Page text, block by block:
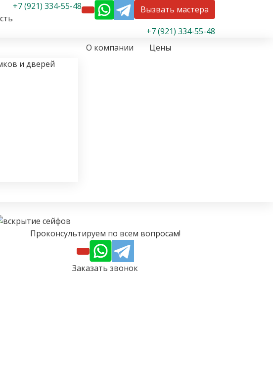
Вызвать мастера
+7 (921) 334-55-48
+7 (921) 334-55-48
и дверей
О компании Цены
Проконсультируем по всем вопросам!
Заказать звонок